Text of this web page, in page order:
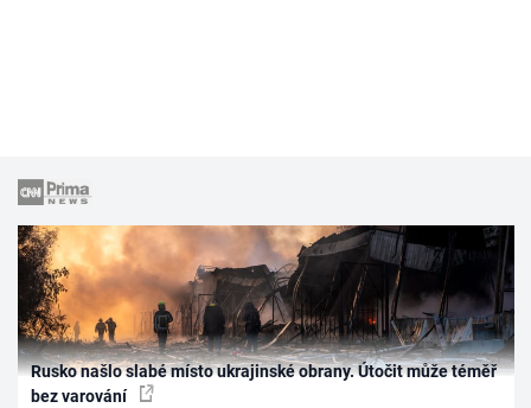
Rusko našlo slabé místo ukrajinské obrany. Útočit může téměř
bez varování